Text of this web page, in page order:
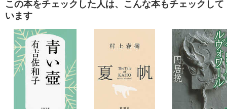
この本をチェックした人は、こんな本もチェックして
います